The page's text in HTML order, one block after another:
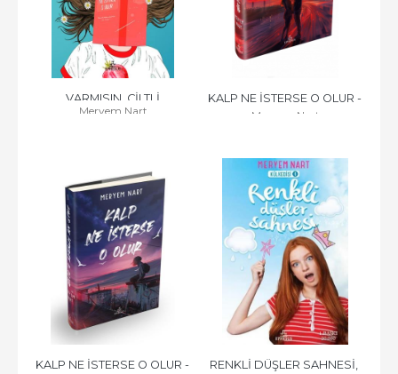
VARMISIN, CİLTLİ
Meryem Nart
KALP NE İSTERSE O OLUR -
Meryem Nart
KALP NE İSTERSE O OLUR -
RENKLİ DÜŞLER SAHNESİ,